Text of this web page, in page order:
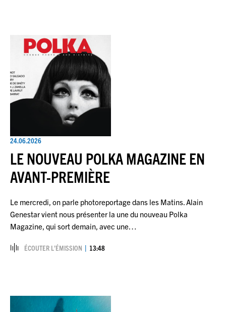
24.06.2026
LE NOUVEAU POLKA MAGAZINE EN
AVANT-PREMIÈRE
Le mercredi, on parle photoreportage dans les Matins. Alain
Genestar vient nous présenter la une du nouveau Polka
Magazine, qui sort demain, avec une…
ÉCOUTER L’ÉMISSION 13:48